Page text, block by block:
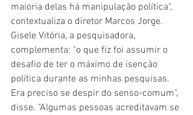
maioria delas há manipulação política",
contextualiza o diretor Marcos Jorge.
Gisele Vitória, a pesquisadora,
complementa: "o que fiz foi assumir o
desafio de ter o máximo de isenção
política durante as minhas pesquisas.
Era preciso se despir do senso-comum",
disse. "Algumas pessoas acreditavam se